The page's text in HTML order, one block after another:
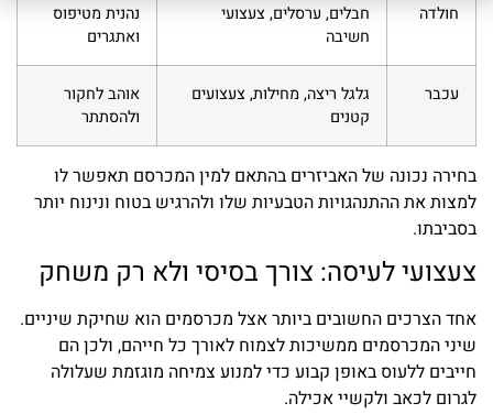
חולדה
חבלים, ערסלים, צעצועי
חשיבה
נהנית מטיפוס
ואתגרים
עכבר
גלגל ריצה, מחילות, צעצועים
קטנים
אוהב לחקור
ולהסתתר
בחירה נכונה של האביזרים בהתאם למין המכרסם תאפשר לו
למצות את ההתנהגויות הטבעיות שלו ולהרגיש בטוח ונינוח יותר
בסביבתו.
צעצועי לעיסה: צורך בסיסי ולא רק משחק
אחד הצרכים החשובים ביותר אצל מכרסמים הוא שחיקת שיניים.
שיני המכרסמים ממשיכות לצמוח לאורך כל חייהם, ולכן הם
חייבים ללעוס באופן קבוע כדי למנוע צמיחה מוגזמת שעלולה
לגרום לכאב ולקשיי אכילה.